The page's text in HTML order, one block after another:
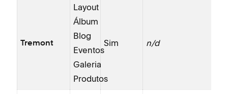
Tremont
Layout
Álbum
Blog
Eventos
Galeria
Produtos
Sim n/d